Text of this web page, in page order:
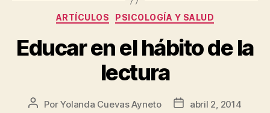
ARTÍCULOS PSICOLOGÍA Y SALUD
Educar en el hábito de la
lectura
PorYolanda Cuevas Ayneto
abril 2, 2014